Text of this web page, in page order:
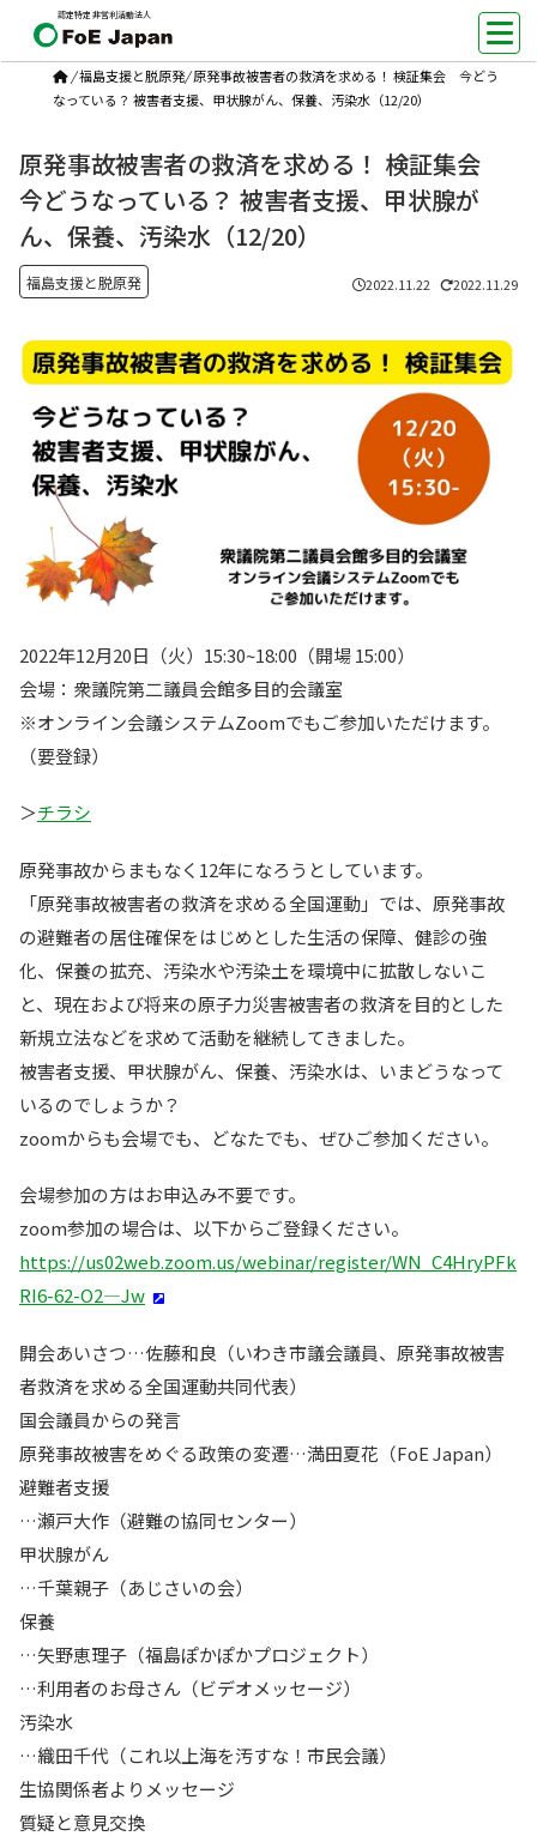
認定特定非営利活動法人
/福島支援と脱原発/ 原発事故被害者の救済を求める！ 検証集会 今どう
なっている？ 被害者支援、甲状腺がん、保養、汚染水（12/20）
原発事故被害者の救済を求める！ 検証集会
今どうなっている？ 被害者支援、甲状腺が
ん、保養、汚染水（12/20）
福島支援と脱原発 2022.11.22 2022.11.29
2022年12月20日（火）15:30~18:00（開場 15:00）
会場：衆議院第二議員会館多目的会議室
※オンライン会議システムZoomでもご参加いただけます。
（要登録）
＞チラシ
原発事故からまもなく12年になろうとしています。
「原発事故被害者の救済を求める全国運動」では、原発事故
の避難者の居住確保をはじめとした生活の保障、健診の強
化、保養の拡充、汚染水や汚染土を環境中に拡散しないこ
と、現在および将来の原子力災害被害者の救済を目的とした
新規立法などを求めて活動を継続してきました。
被害者支援、甲状腺がん、保養、汚染水は、いまどうなって
いるのでしょうか？
zoomからも会場でも、どなたでも、ぜひご参加ください。
会場参加の方はお申込み不要です。
zoom参加の場合は、以下からご登録ください。
https://us02web.zoom.us/webinar/register/WN_C4HryPFk
RI6-62-O2—Jw
開会あいさつ…佐藤和良（いわき市議会議員、原発事故被害
者救済を求める全国運動共同代表）
国会議員からの発言
原発事故被害をめぐる政策の変遷…満田夏花（FoE Japan）
避難者支援
…瀬戸大作（避難の協同センター）
甲状腺がん
…千葉親子（あじさいの会）
保養
…矢野恵理子（福島ぽかぽかプロジェクト）
…利用者のお母さん（ビデオメッセージ）
汚染水
…織田千代（これ以上海を汚すな！市民会議）
生協関係者よりメッセージ
質疑と意見交換